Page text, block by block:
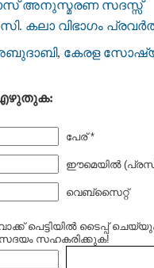
അനുസ്മരണ സദസ്സ്
കലാ വിഭാഗം
, കേരള
എഴുതുക:
പേര് *
ഈമെയില്‍
വെബ്സൈറ്റ്
പെട്ടിയില്‍ ടൈപ്പ്‌
സദയം സഹകരിക്കുക!